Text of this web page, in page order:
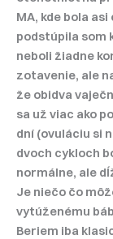
MA, kde bola
podstúpila som
neboli žiadne
zotavenie, ale
že obidva
sa už viac ako
dní (ovuláciu si
dvoch cykloch
normálne, ale
Je niečo čo
vytúženému
Beriem iba